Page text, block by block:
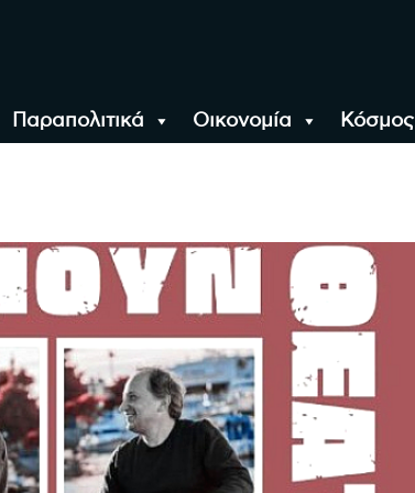
Παραπολιτικά Οικονομία Κόσμος